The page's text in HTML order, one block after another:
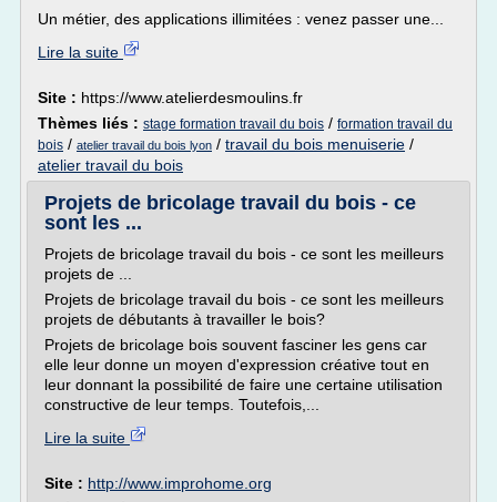
Un métier, des applications illimitées : venez passer une...
Lire la suite
Site : https://www.atelierdesmoulins.fr
Thèmes liés : stage formation travail du bois / formation travail du
bois / atelier travail du bois lyon / travail du bois menuiserie /
atelier travail du bois
Projets de bricolage travail du bois - ce
sont les ...
Projets de bricolage travail du bois - ce sont les meilleurs
projets de ...
Projets de bricolage travail du bois - ce sont les meilleurs
projets de débutants à travailler le bois?
Projets de bricolage bois souvent fasciner les gens car
elle leur donne un moyen d'expression créative tout en
leur donnant la possibilité de faire une certaine utilisation
constructive de leur temps. Toutefois,...
Lire la suite
Site : http://www.improhome.org